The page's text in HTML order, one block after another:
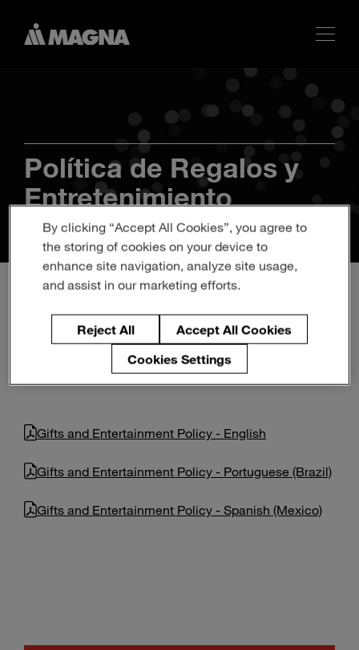
search
Política de Regalos y
Entretenimiento
Europa Asia
Gifts and Entertainment Policy - English
Gifts and Entertainment Policy - Portuguese (Brazil)
Gifts and Entertainment Policy - Spanish (Mexico)
By clicking “Accept All Cookies”, you agree to
the storing of cookies on your device to
enhance site navigation, analyze site usage,
and assist in our marketing efforts.
Reject All
Accept All Cookies
Cookies Settings